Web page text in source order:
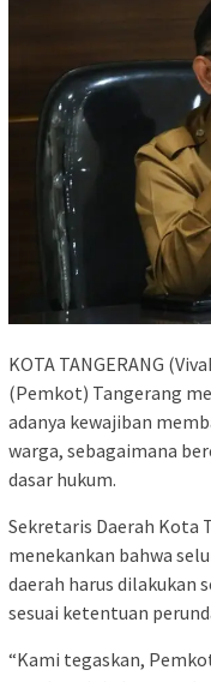
KOTA TANGERANG
(Pemkot) Tangerang
adanya kewajiban
warga, sebagaimana
dasar hukum.
Sekretaris Daerah Kota
menekankan bahwa
daerah harus dilakukan
sesuai ketentuan
“Kami tegaskan,